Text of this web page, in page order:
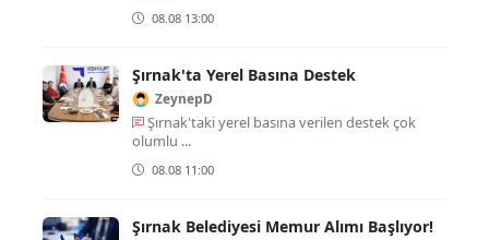
08.08 13:00
Şırnak'ta Yerel Basına Destek
ZeynepD
Şırnak'taki yerel basına verilen destek çok
olumlu ...
08.08 11:00
Şırnak Belediyesi Memur Alımı Başlıyor!